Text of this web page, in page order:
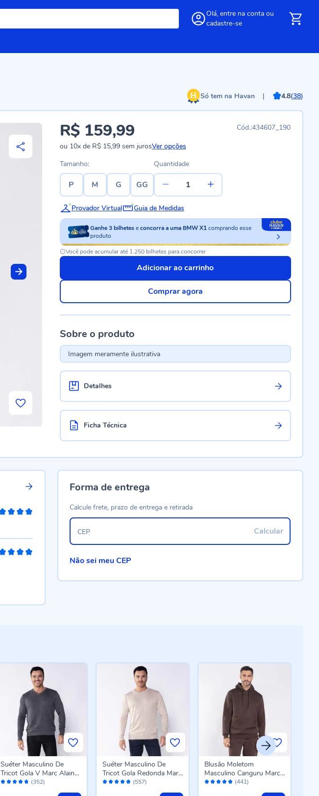
Olá, entre na conta ou
cadastre-se
Só tem na Havan | 4.8(38)
434607_190
R$ 159,99
ou 10xde R$ 15,99sem jurosVer opções
Tamanho:
P M G GG
Quantidade
Provador Virtual Guia de Medidas
Ganhe3 bilhetes econcorra a uma BMW X1comprando esse
produto
Você pode acumular até 1.250 bilhetes para concorrer
Adicionar ao carrinho
Comprar agora
Sobre o produto
Imagem meramente ilustrativa
Detalhes
Ficha Técnica
Forma de entrega
Calcule frete, prazo de entrega e retirada
Calcular
CEP
Não sei meu CEP
Avaliação: (352)
Suéter Masculino De
Tricot Gola V Marc Alain
Mescla Escuro
Avaliação: (557)
Suéter Masculino De
Tricot Gola Redonda Marc
Alain Bege Mescla
Avaliação: (441)
Blusão Moletom
Masculino Canguru Marc
Alain Marrom